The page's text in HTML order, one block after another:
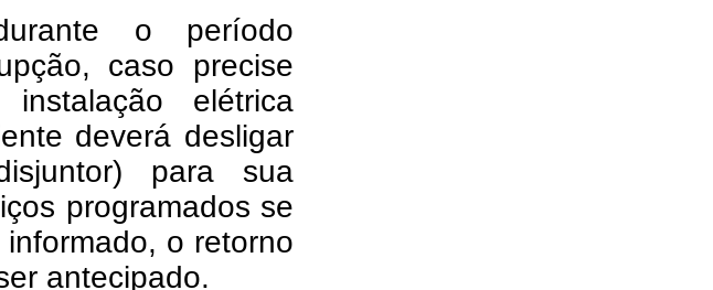
o período
caso precise
elétrica
deverá desligar
para sua
programados se
o retorno
antecipado.